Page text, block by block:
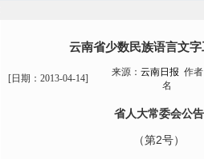
云南省少数民族语言文
[日期： 2013-04-14]
来源： 云南日报 作
名
省人大常委会公告
（第2号）